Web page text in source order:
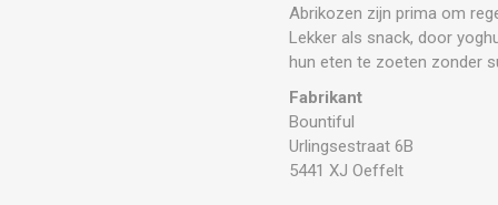
Abrikozen zijn prima om
Lekker als snack, door
hun eten te zoeten zonder
Fabrikant
Bountiful
Urlingsestraat 6B
5441 XJ Oeffelt